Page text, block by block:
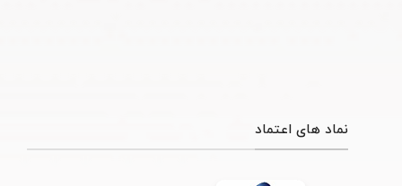
نماد های اعتماد